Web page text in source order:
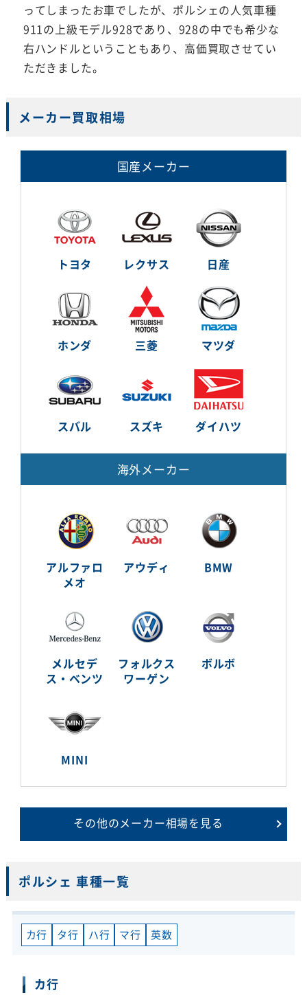
ってしまったお車でしたが、ポルシェの人気車種
911の上級モデル928であり、928の中でも希少な
右ハンドルということもあり、高価買取させてい
ただきました。
メーカー買取相場
国産メーカー
トヨタ レクサス 日産
ホンダ 三菱 マツダ
スバル スズキ ダイハツ
海外メーカー
アルファロ
メオ
アウディ BMW
メルセデ
ス・ベンツ
フォルクス
ワーゲン
ボルボ
MINI
その他のメーカー相場を見る
ポルシェ 車種一覧
カ行 タ行 ハ行 マ行 英数
カ行